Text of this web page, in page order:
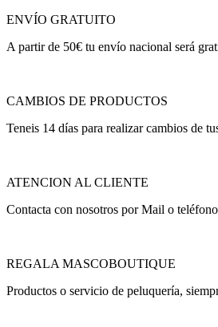
ENVÍO GRATUITO
A partir de 50€ tu envío nacional será
CAMBIOS DE PRODUCTOS
Teneis 14 días para realizar cambios de
ATENCION AL CLIENTE
Contacta con nosotros por Mail o
REGALA MASCOBOUTIQUE
Productos o servicio de peluquería,